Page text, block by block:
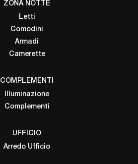
ZONA NOTTE
Letti
Comodini
Armadi
Camerette
COMPLEMENTI
Illuminazione
Complementi
UFFICIO
Arredo Ufficio